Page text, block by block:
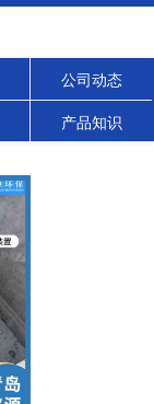
公司动态
产品知识